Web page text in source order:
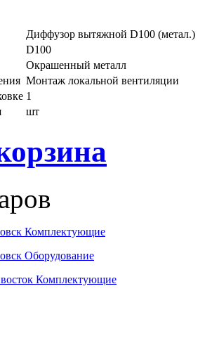
Диффузор вытяжной D100 (метал.)
D100
Окрашенный металл
Монтаж локальной вентиляции
1
шт
Комплектующие
Оборудование
Комплектующие